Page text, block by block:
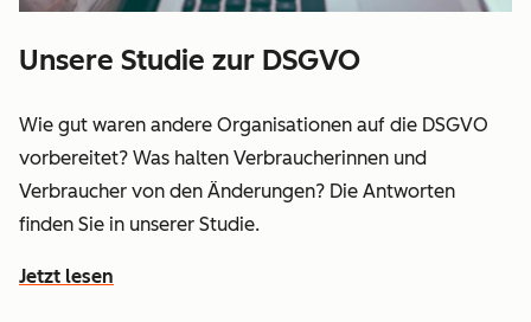
Unsere Studie zur DSGVO
Wie gut waren andere Organisationen auf die DSGVO
vorbereitet? Was halten Verbraucherinnen und
Verbraucher von den Änderungen? Die Antworten
finden Sie in unserer Studie.
Jetzt lesen